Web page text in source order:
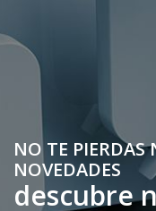
NO TE PIERDAS
NOVEDADES
descubre